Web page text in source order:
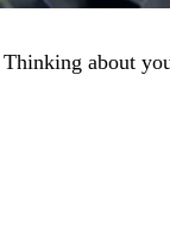
Thinking about